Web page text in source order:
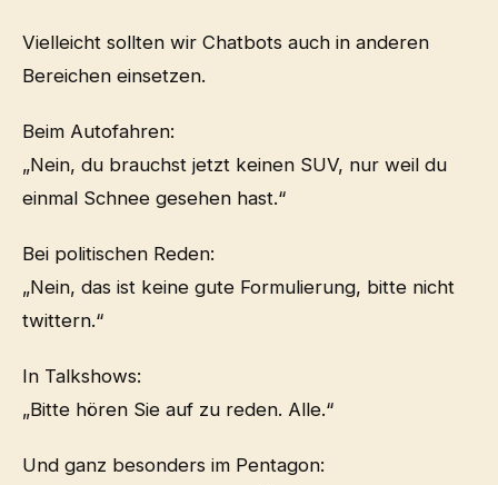
Vielleicht sollten wir Chatbots auch in anderen
Bereichen einsetzen.
Beim Autofahren:
„Nein, du brauchst jetzt keinen SUV, nur weil du
einmal Schnee gesehen hast.“
Bei politischen Reden:
„Nein, das ist keine gute Formulierung, bitte nicht
twittern.“
In Talkshows:
„Bitte hören Sie auf zu reden. Alle.“
Und ganz besonders im Pentagon: